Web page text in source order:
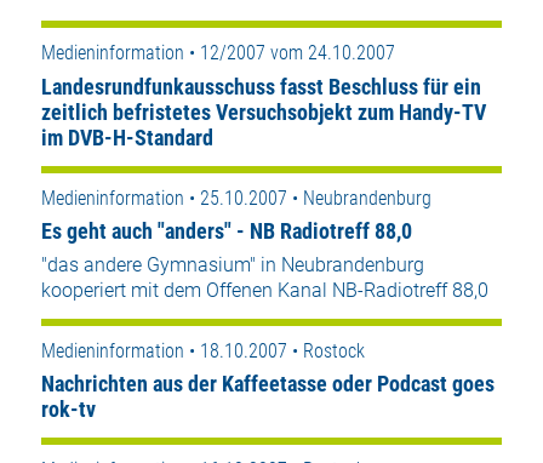
Medieninformation • 12/2007 vom 24.10.2007
Landesrundfunkausschuss fasst Beschluss für ein
zeitlich befristetes Versuchsobjekt zum Handy-TV
im DVB-H-Standard
Medieninformation • 25.10.2007 • Neubrandenburg
Es geht auch "anders" - NB Radiotreff 88,0
"das andere Gymnasium" in Neubrandenburg
kooperiert mit dem Offenen Kanal NB-Radiotreff 88,0
Medieninformation • 18.10.2007 • Rostock
Nachrichten aus der Kaffeetasse oder Podcast goes
rok-tv